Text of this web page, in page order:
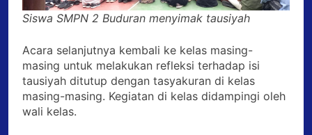
Siswa SMPN 2 Buduran menyimak tausiyah
Acara selanjutnya kembali ke kelas masing-
masing untuk melakukan refleksi terhadap isi
tausiyah ditutup dengan tasyakuran di kelas
masing-masing. Kegiatan di kelas didampingi oleh
wali kelas.